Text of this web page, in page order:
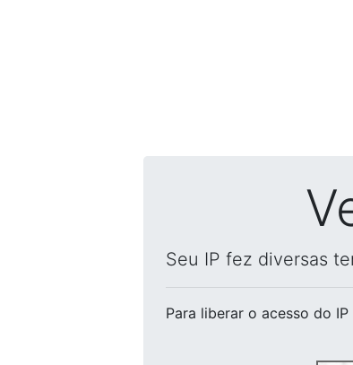
Seu IP fez diversas
Para liberar o acesso do IP